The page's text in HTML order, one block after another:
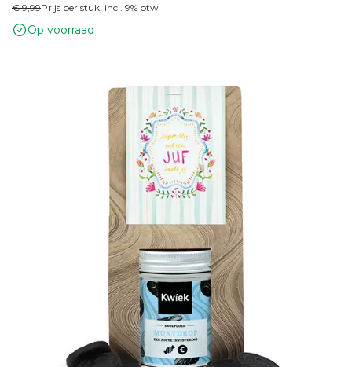
€ 9,99Prijs per stuk, incl. 9% btw
Op voorraad